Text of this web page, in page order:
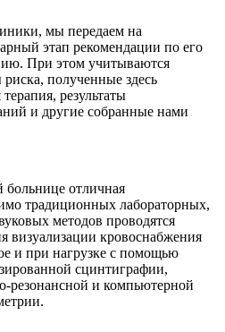
мы передаем на
этап рекомендации по его
При этом учитываются
полученные здесь
результаты
и другие собранные нами
больнице отличная
традиционных лабораторных,
методов проводятся
визуализации кровоснабжения
и при нагрузке с помощью
сцинтиграфии,
резонансной и компьютерной